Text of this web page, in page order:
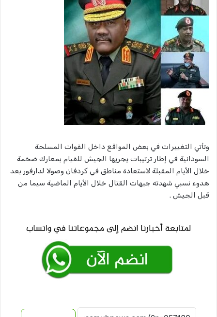
وتأتي التغييرات في بعض المواقع داخل القوات المسلحة
السودانية في إطار ترتيبات يجريها الجيش للقيام بمعارك ضخمة
خلال الأيام المقبلة لاستعادة مناطق في كردفان وصولا لدارفور بعد
هدوء نسبي شهدته جبهات القتال خلال الأيام الماضية سيما من
قبل الجيش .